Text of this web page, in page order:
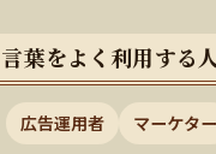
言葉をよく利用する
広告運用者 マーケター